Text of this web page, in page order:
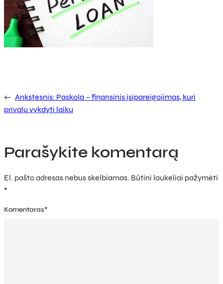
← Ankstesnis: Paskola – finansinis įsipareigojimas, kuri
privalu vykdyti laiku
Parašykite komentarą
El. pašto adresas nebus skelbiamas. Būtini laukeliai pažymėti
*
Komentaras*